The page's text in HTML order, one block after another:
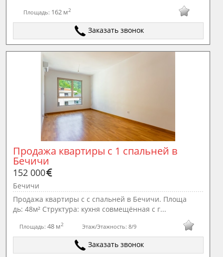
Площадь: 162 м2
Заказать звонок
Продажа квартиры с 1 спальней в
Бечичи
152 000
Бечичи
Продажа квартиры с с спальней в Бечичи. Площа
дь: 48м² Структура: кухня совмещённая с г...
Площадь:48 м2 Этаж/Этажность:8/9
Заказать звонок